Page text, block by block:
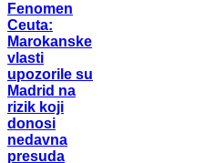
Fenomen
Ceuta:
Marokanske
vlasti
upozorile su
Madrid na
rizik koji
donosi
nedavna
presuda